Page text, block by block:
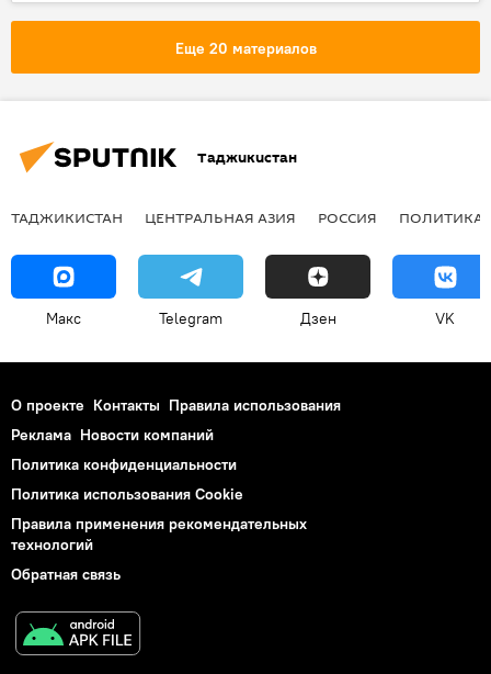
Еще 20 материалов
Таджикистан
ТАДЖИКИСТАН ЦЕНТРАЛЬНАЯ АЗИЯ РОССИЯ ПОЛИТИКА
Макс Telegram Дзен VK
О проекте Контакты Правила использования
Реклама Новости компаний
Политика конфиденциальности
Политика использования Cookie
Правила применения рекомендательных
технологий
Обратная связь